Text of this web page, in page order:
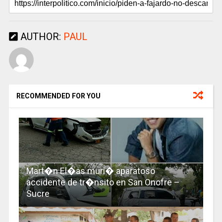
AUTHOR: PAUL
RECOMMENDED FOR YOU
Mart�n El�as muri� aparatoso
accidente de tr�nsito en San Onofre –
Sucre